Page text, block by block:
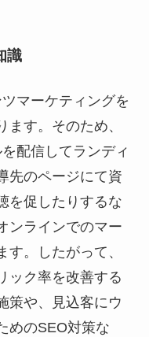
識
マーケティングを
す。そのため、
配信してランディ
先のページにて資
を促したりするな
ンラインでのマー
。したがって、
ック率を改善する
策や、見込客にウ
めのSEO対策な